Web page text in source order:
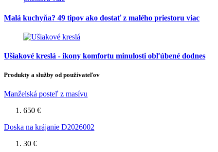
Malá kuchyňa? 49 tipov ako dostať z malého priestoru viac
Ušiakové kreslá - ikony komfortu minulosti obľúbené dodnes
Produkty a služby od používateľov
Manželská posteľ z masívu
650 €
Doska na krájanie D2026002
30 €